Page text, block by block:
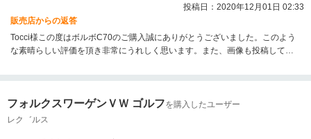
投稿日：2020年12月01日 02:33
販売店からの返答
Tocci様この度はボルボC70のご購入誠にありがとうございました。このよう
な素晴らしい評価を頂き非常にうれしく思います。また、画像も投稿して頂
も、納車後のアフターケアをこれまでと同様自信を持ってケアしていき、ス
しくお願いいたします。
フォルクスワーゲンＶＷ ゴルフを購入したユーザー
レク゛ルス